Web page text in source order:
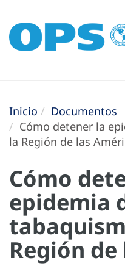
Inicio
Documentos
Cómo detener la
la Región de las
Cómo
epidemia
Región